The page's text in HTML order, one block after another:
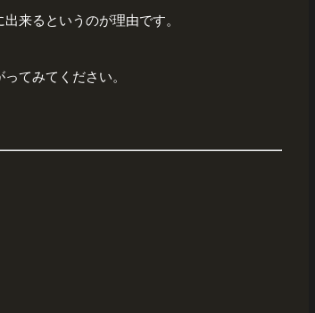
来るというのが理由です。
てみてください。